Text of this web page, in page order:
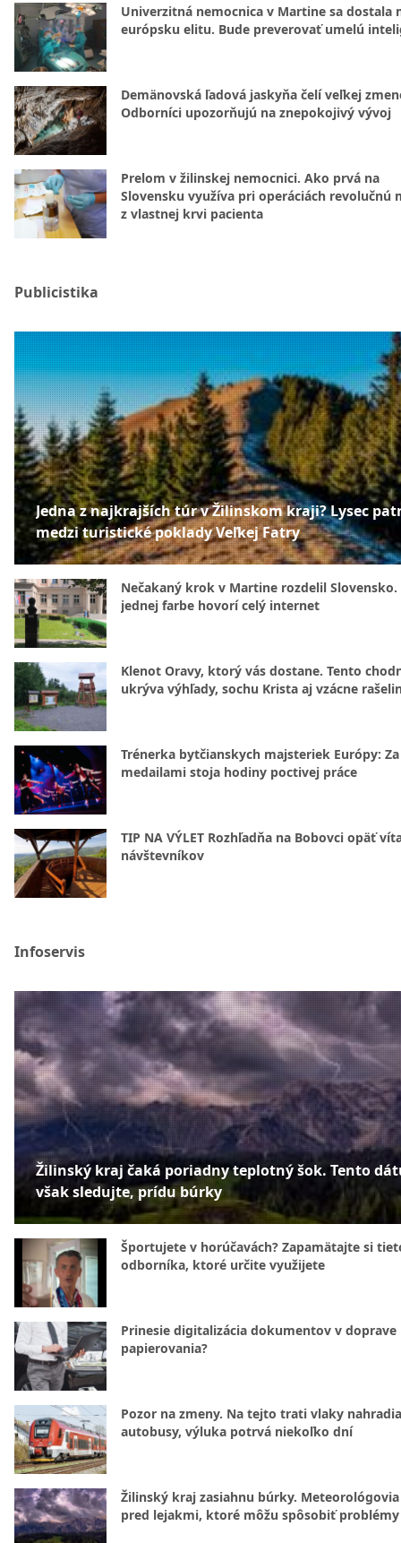
Univerzitná nemocnica v Martine sa dostala
európsku elitu. Bude preverovať umelú
Demänovská ľadová jaskyňa čelí veľkej
Odborníci upozorňujú na znepokojivý vývoj
Prelom v žilinskej nemocnici. Ako prvá na
Slovensku využíva pri operáciách revolučnú
z vlastnej krvi pacienta
Publicistika
Jedna z najkrajších túr v Žilinskom kraji? Lysec
medzi turistické poklady Veľkej Fatry
Nečakaný krok v Martine rozdelil Slovensko.
jednej farbe hovorí celý internet
Klenot Oravy, ktorý vás dostane. Tento
ukrýva výhľady, sochu Krista aj vzácne
Trénerka bytčianskych majsteriek Európy: Za
medailami stoja hodiny poctivej práce
TIP NA VÝLET Rozhľadňa na Bobovci opäť
návštevníkov
Infoservis
Žilinský kraj čaká poriadny teplotný šok. Tento
však sledujte, prídu búrky
Športujete v horúčavách? Zapamätajte si
odborníka, ktoré určite využijete
Prinesie digitalizácia dokumentov v doprave
papierovania?
Pozor na zmeny. Na tejto trati vlaky nahradia
autobusy, výluka potrvá niekoľko dní
Žilinský kraj zasiahnu búrky.
pred lejakmi, ktoré môžu spôsobiť problémy